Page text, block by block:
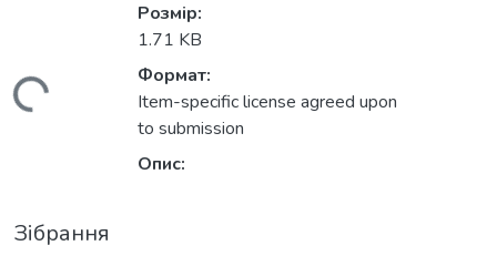
Вантажиться...
Розмір:
1.71 KB
Формат:
Item-specific license agreed upon
to submission
Опис:
Зібрання